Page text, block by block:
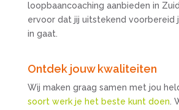
loopbaancoaching aanbieden in
ervoor dat jij uitstekend voorbereid
in gaat.
Ontdek jouw kwaliteiten
Wij maken graag samen met jou
soort werk je het beste kunt doen.